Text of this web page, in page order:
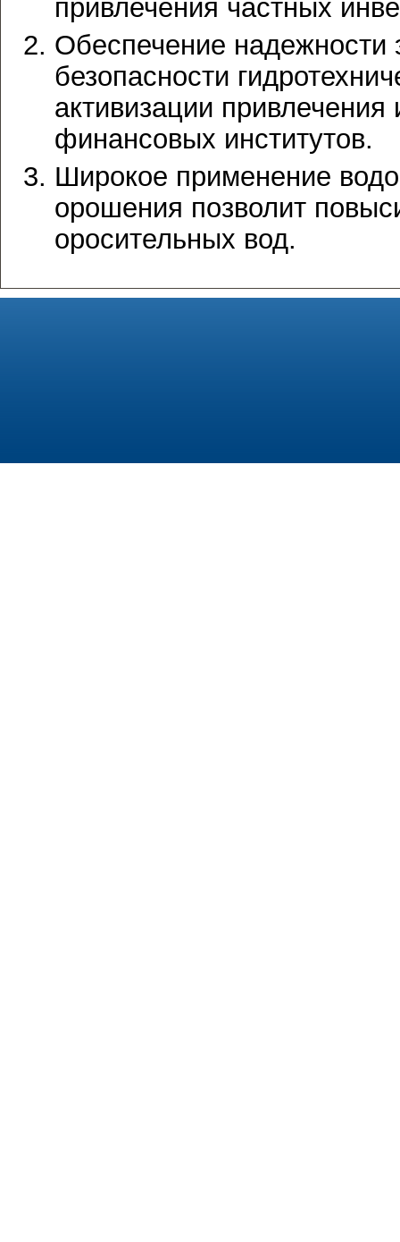
привлечения частных
Обеспечение надежности
безопасности
активизации
финансовых институтов.
Широкое применение
орошения позволит
оросительных вод.